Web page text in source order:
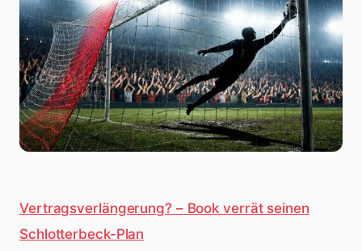
Vertragsverlängerung? – Book verrät seinen
Schlotterbeck-Plan